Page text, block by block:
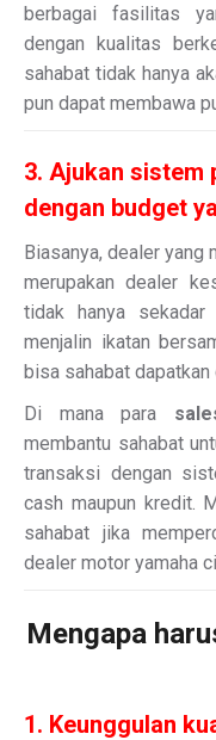
berbagai fasilitas
dengan kualitas
sahabat tidak hanya
pun dapat membawa
3. Ajukan sistem
dengan budget
Biasanya, dealer yang
merupakan dealer
tidak hanya
menjalin ikatan
bisa sahabat
Di mana para
membantu sahabat
transaksi dengan
cash maupun kredit.
sahabat jika
dealer motor yamaha
Mengapa
1. Keunggulan